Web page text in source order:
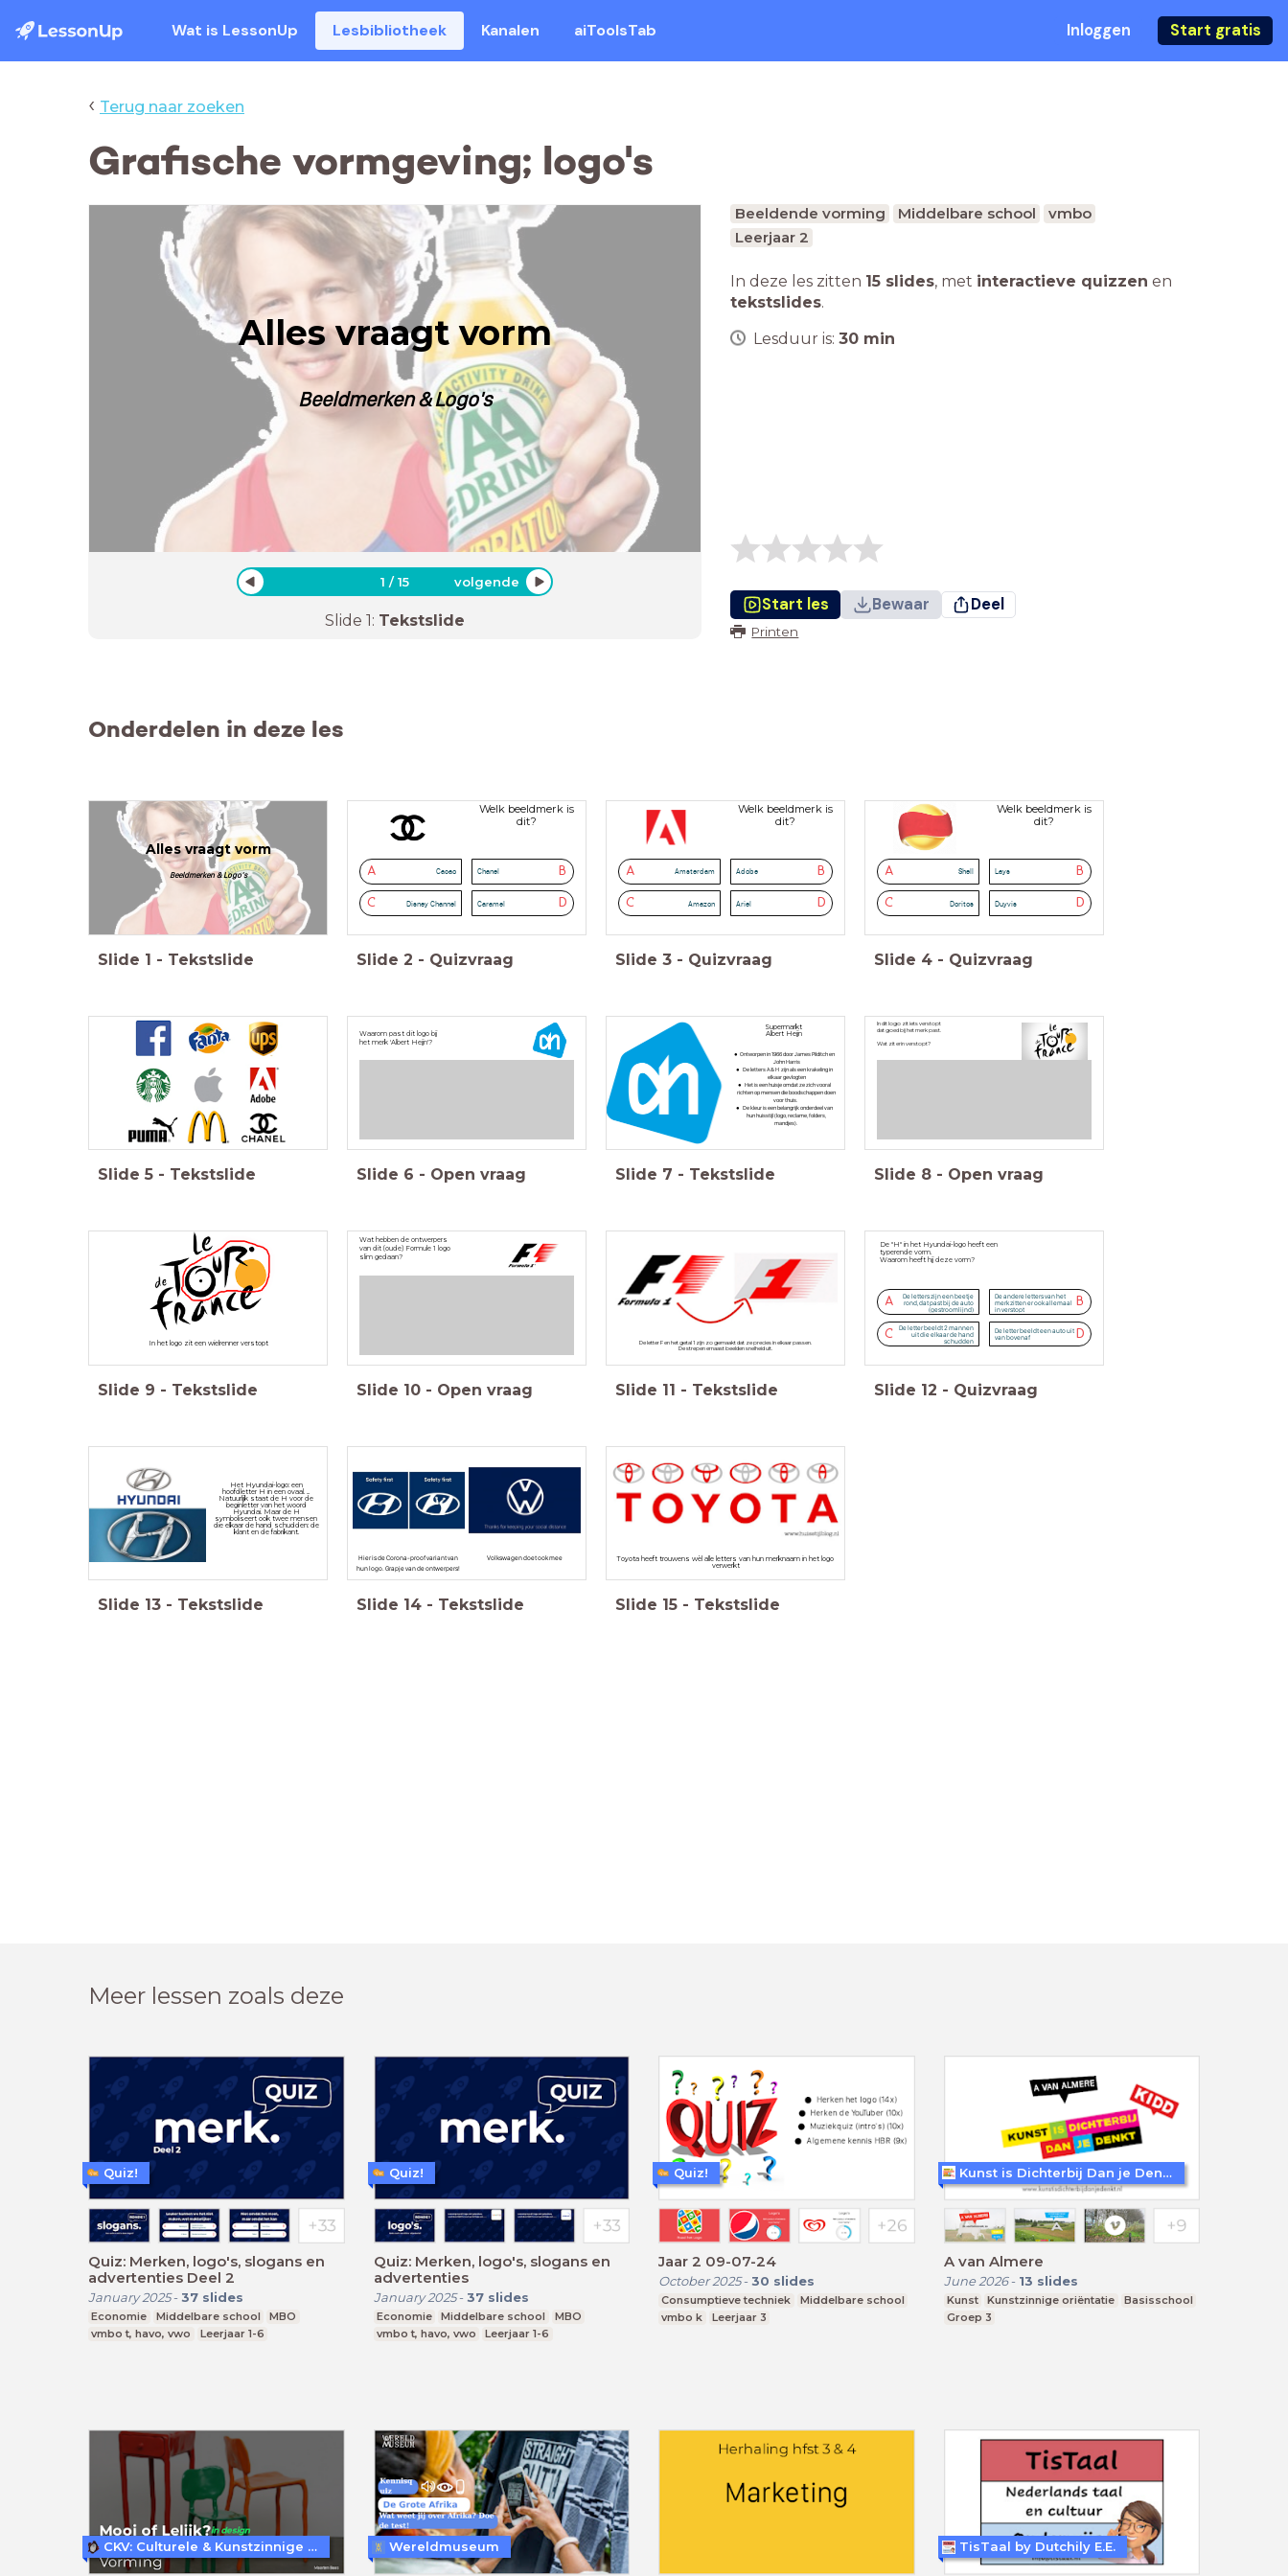
Wat is LessonUp Lesbibliotheek Kanalen aiToolsTab Inloggen Start gratis
‹ Terug naar zoeken
Grafische vormgeving; logo's
Alles vraagt vorm
Beeldmerken & Logo's
1 /15 volgende
Slide 1: Tekstslide
Beeldende vorming Middelbare school
vmbo
Leerjaar 2
In deze les zitten 15 slides, met interactieve quizzen en
tekstslides.
Lesduur is: 30 min
Start les Bewaar Deel
Printen
Onderdelen in deze les
Alles vraagt vorm
Beeldmerken & Logo's
Slide 1 - Tekstslide
Welk beeldmerk is
dit?
A Cacao B
Chanel
C Disney Channel D
Caramel
Slide 2 - Quizvraag
Welk beeldmerk is
dit?
A Amsterdam B
Adobe
C Amazon D
Ariel
Slide 3 - Quizvraag
Welk beeldmerk is
dit?
A Shell B
Lays
C Doritos D
Duyvis
Slide 4 - Quizvraag
Slide 5 - Tekstslide
Waarom past dit logo bij
het merk 'Albert Heijn'?
Slide 6 - Open vraag
Supermarkt
Albert Heijn
Ontworpen in 1966 door James Pilditch en
John Harris
De letters A & H zijn als een krakeling in
elkaar gevlogten
Het is een huisje omdat ze zich vooral
richten op mensen die boodschappen doen
voor thuis.
De kleur is een belangrijk onderdeel van
hun huisstijl (logo, reclame, folders,
mandjes).
Slide 7 - Tekstslide
In dit logo zit iets verstopt
dat goed bij het merk past.
Wat zit erin verstopt?
Slide 8 - Open vraag
In het logo zit een wielrenner verstopt
Slide 9 - Tekstslide
Wat hebben de ontwerpers
van dit (oude) Formule 1 logo
slim gedaan?
Slide 10 - Open vraag
De letter F en het getal 1 zijn zo gemaakt dat ze precies in elkaar passen.
De strepen ernaast beelden snelheid uit.
Slide 11 - Tekstslide
De "H" in het Hyundai-logo heeft een
typerende vorm.
Waarom heeft hij deze vorm?
A
De letters zijn een beetje
rond, dat past bij de auto
(gestroomlijnd)
B
De andere letters van het
merk zitten er ook allemaal
in verstopt
C
De letter beeldt 2 mannen
uit die elkaar de hand
schudden
D
De letter beeldt een auto uit
van bovenaf
Slide 12 - Quizvraag
Het Hyundai-logo: een
hoofdletter H in een ovaal. ...
Natuurlijk staat de H voor de
beginletter van het woord
Hyundai. Maar de H
symboliseert ook twee mensen
die elkaar de hand schudden: de
klant en de fabrikant.
Slide 13 - Tekstslide
Hier is de Corona-proof variant van
hun logo. Grapje van de ontwerpers!
Volkswagen doet ook mee
Slide 14 - Tekstslide
Toyota heeft trouwens wèl alle letters van hun merknaam in het logo
verwerkt
Slide 15 - Tekstslide
Meer lessen zoals deze
Quiz: Merken, logo's, slogans en
advertenties Deel 2
January 2025- 37 slides
Economie Middelbare school
MBO
vmbo t, havo, vwo
Leerjaar 1-6
Quiz!
Quiz: Merken, logo's, slogans en
advertenties
January 2025- 37 slides
Economie Middelbare school
MBO
vmbo t, havo, vwo
Leerjaar 1-6
Quiz!
Jaar 2 09-07-24
October 2025- 30 slides
Consumptieve techniek
Middelbare school
vmbo k
Leerjaar 3
Quiz!
A van Almere
June 2026- 13 slides
Kunst Kunstzinnige oriëntatie
Basisschool
Groep 3
Kunst is Dichterbij Dan je Denkt (KIDD)
CKV: Culturele & Kunstzinnige Vorming Wereldmuseum TisTaal by Dutchily E.E.